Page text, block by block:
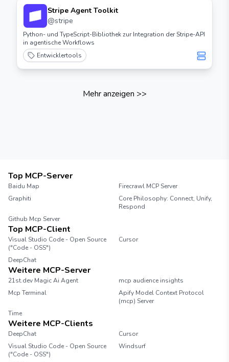
Stripe Agent Toolkit
@stripe
Python- und TypeScript-Bibliothek zur Integration der Stripe-API
in agentische Workflows
Entwicklertools
Mehr anzeigen >>
Top MCP-Server
Baidu Map
Firecrawl MCP Server
Graphiti
Core Philosophy: Connect, Unify,
Respond
Github Mcp Server
Top MCP-Client
Visual Studio Code - Open Source
("Code - OSS")
Cursor
DeepChat
Weitere MCP-Server
21st.dev Magic Ai Agent
mcp audience insights
Mcp Terminal
Apify Model Context Protocol
(mcp) Server
Time
Weitere MCP-Clients
DeepChat
Cursor
Visual Studio Code - Open Source
("Code - OSS")
Windsurf